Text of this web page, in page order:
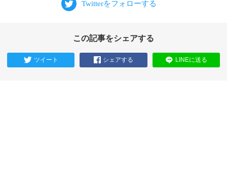
この記事をシェアする
ツイート シェアする LINEに送る